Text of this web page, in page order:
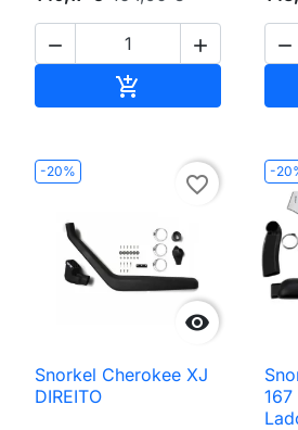
 


-20%

favorite_border
Snorkel Cherokee XJ
DIREITO
-